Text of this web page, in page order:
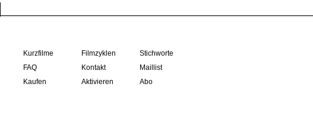
Kurzfilme Filmzyklen
Stichworte
FAQ Kontakt
Maillist
Kaufen Aktivieren Abo